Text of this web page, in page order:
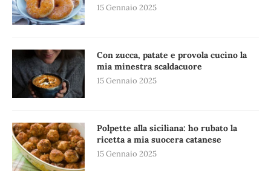
15 Gennaio 2025
Con zucca, patate e provola cucino la
mia minestra scaldacuore
15 Gennaio 2025
Polpette alla siciliana: ho rubato la
ricetta a mia suocera catanese
15 Gennaio 2025